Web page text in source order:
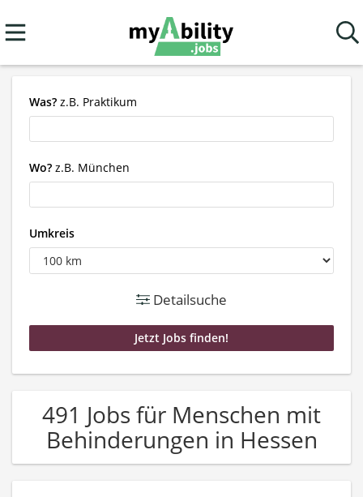
Was? z.B. Praktikum
Wo? z.B. München
Umkreis
Detailsuche
491 Jobs für Menschen mit
Behinderungen in Hessen